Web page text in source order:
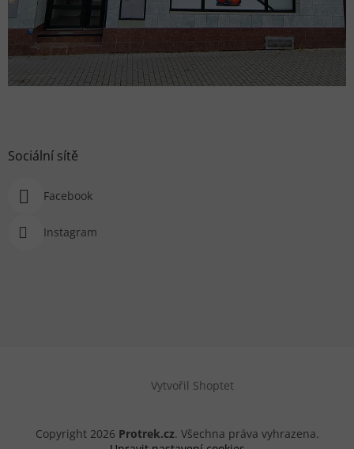
Sociální sítě
Facebook
Instagram
Vytvořil Shoptet
Copyright 2026 Protrek.cz. Všechna práva vyhrazena.